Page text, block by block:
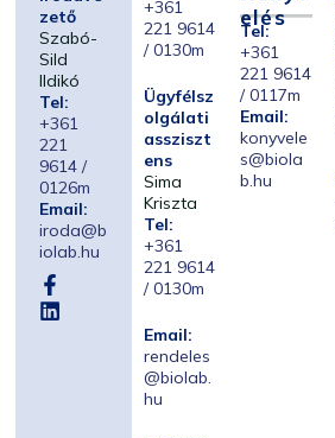
zető
Szabó-
Sild
Ildikó
Tel:
+361
221
9614 /
0126m
Email:
iroda@b
iolab.hu
+361
221 9614
/ 0130m
Ügyfélsz
olgálati
assziszt
ens
Sima
Kriszta
Tel:
+361
221 9614
/ 0130m
Email:
rendeles
@biolab.
hu
Elés
Tel:
+361
221 9614
/ 0117m
Email:
konyvele
s@biola
b.hu